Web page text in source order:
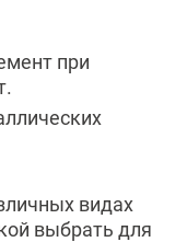
при
видах
выбрать для